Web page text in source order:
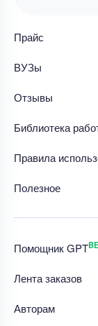
Прайс
ВУЗы
Отзывы
Библиотека
Правила
Полезное
Помощник GPT
Лента заказов
Авторам